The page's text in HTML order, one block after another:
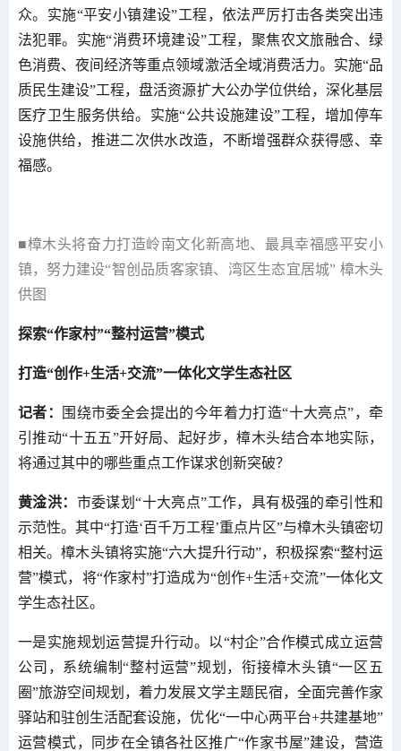
众。实施“平安小镇建设”工程，依法严厉打击各类突出违
法犯罪。实施“消费环境建设”工程，聚焦农文旅融合、绿
色消费、夜间经济等重点领域激活全域消费活力。实施“品
质民生建设”工程，盘活资源扩大公办学位供给，深化基层
医疗卫生服务供给。实施“公共设施建设”工程，增加停车
设施供给，推进二次供水改造，不断增强群众获得感、幸
福感。
■樟木头将奋力打造岭南文化新高地、最具幸福感平安小
镇，努力建设“智创品质客家镇、湾区生态宜居城” 樟木头
供图
探索“作家村”“整村运营”模式
打造“创作+生活+交流”一体化文学生态社区
记者：
围绕市委全会提出的今年着力打造“十大亮点”，牵
引推动“十五五”开好局、起好步，樟木头结合本地实际，
将通过其中的哪些重点工作谋求创新突破？
黄淦洪： 市委谋划“十大亮点”工作，具有极强的牵引性和
示范性。其中“打造‘百千万工程’重点片区”与樟木头镇密切
相关。樟木头镇将实施“六大提升行动”，积极探索“整村运
营”模式，将“作家村”打造成为“创作+生活+交流”一体化文
学生态社区。
一是实施规划运营提升行动。以“村企”合作模式成立运营
公司，系统编制“整村运营”规划，衔接樟木头镇“一区五
圈”旅游空间规划，着力发展文学主题民宿，全面完善作家
驿站和驻创生活配套设施，优化“一中心两平台+共建基地”
运营模式，同步在全镇各社区推广“作家书屋”建设，营造